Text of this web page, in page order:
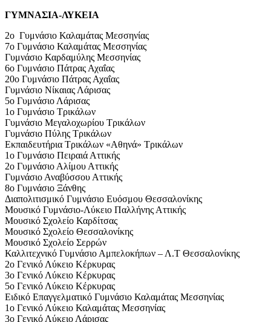
ΓΥΜΝΑΣΙΑ-ΛΥΚΕΙΑ
2ο Γυμνάσιο Καλαμάτας Μεσσηνίας
7ο Γυμνάσιο Καλαμάτας Μεσσηνίας
Γυμνάσιο Καρδαμύλης Μεσσηνίας
6ο Γυμνάσιο Πάτρας Αχαΐας
20ο Γυμνάσιο Πάτρας Αχαΐας
Γυμνάσιο Νίκαιας Λάρισας
5ο Γυμνάσιο Λάρισας
1ο Γυμνάσιο Τρικάλων
Γυμνάσιο Μεγαλοχωρίου Τρικάλων
Γυμνάσιο Πύλης Τρικάλων
Εκπαιδευτήρια Τρικάλων «Αθηνά» Τρικάλων
1ο Γυμνάσιο Πειραιά Αττικής
2ο Γυμνάσιο Αλίμου Αττικής
Γυμνάσιο Αναβύσσου Αττικής
8ο Γυμνάσιο Ξάνθης
Διαπολιτισμικό Γυμνάσιο Ευόσμου Θεσσαλονίκης
Μουσικό Γυμνάσιο-Λύκειο Παλλήνης Αττικής
Μουσικό Σχολείο Καρδίτσας
Μουσικό Σχολείο Θεσσαλονίκης
Μουσικό Σχολείο Σερρών
Καλλιτεχνικό Γυμνάσιο Αμπελοκήπων – Λ.Τ Θεσσαλονίκης
2ο Γενικό Λύκειο Κέρκυρας
3ο Γενικό Λύκειο Κέρκυρας
5ο Γενικό Λύκειο Κέρκυρας
Ειδικό Επαγγελματικό Γυμνάσιο Καλαμάτας Μεσσηνίας
1ο Γενικό Λύκειο Καλαμάτας Μεσσηνίας
3ο Γενικό Λύκειο Λάρισας